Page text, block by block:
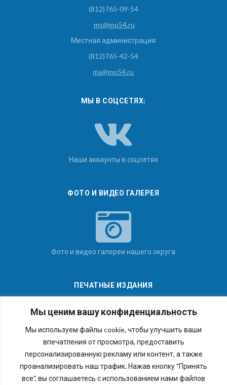
Мы ценим вашу конфиденциальность
Мы используем файлы cookie, чтобы улучшить ваши
впечатления от просмотра, предоставить
персонализированную рекламу или контент, а также
проанализировать наш трафик. Нажав кнопку "Принять
все", вы соглашаетесь с использованием нами файлов
(812)765-09-54
ms@mo54.ru
Местная администрация
(812)765-42-54
ma@mo54.ru
МЫ В СОЦСЕТЯХ:
Наши аккаунты в соцсетях
ФОТО И ВИДЕО ГАЛЕРЕЯ
Фото и видео галереи нашего округа
ПЕЧАТНЫЕ ИЗДАНИЯ
Последние номера наших газет